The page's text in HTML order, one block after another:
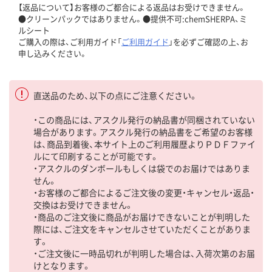
【返品について】お客様のご都合による返品はお受けできません。
●クリーンパックではありません。●提供不可:chemSHERPA、ミ
ルシート
ご購入の際は、ご利用ガイド「ご利用ガイド 」を必ずご確認の上、お
申し込みください。
直送品のため、以下の点にご注意ください。
・この商品には、アスクル発行の納品書が同梱されていない
場合があります。アスクル発行の納品書をご希望のお客様
は、商品到着後、本サイト上のご利用履歴よりＰＤＦファイ
ルにて印刷することが可能です。
・アスクルのダンボールもしくは袋でのお届けではありま
せん。
・お客様のご都合によるご注文後の変更・キャンセル・返品・
交換はお受けできません。
・商品のご注文後に商品がお届けできないことが判明した
際には、ご注文をキャンセルさせていただくことがありま
す。
・ご注文後に一時品切れが判明した場合は、入荷次第のお届
けとなります。